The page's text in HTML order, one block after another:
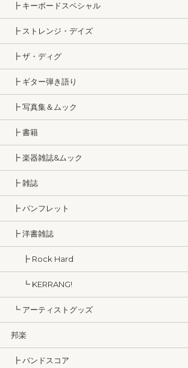
┣ キーボードスペシャル
┣ ストレンジ・デイズ
┣ ザ・ディグ
┣ ギター弾き語り
┣ 写真集＆ムック
┣ 書籍
┣ 楽器雑誌&ムック
┣ 雑誌
┣ パンフレット
┣ 洋書雑誌
┣ Rock Hard
┗ KERRANG!
┗ アーティストグッズ
邦楽
┣ バンドスコア